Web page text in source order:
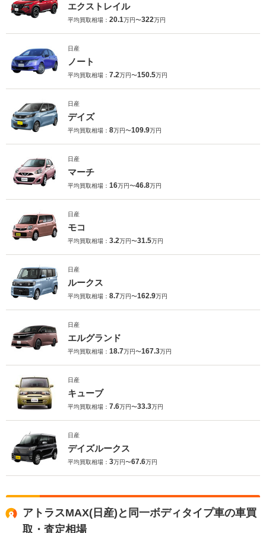
エクストレイル
平均買取相場： 20.1万円〜322万円
日産
ノート
平均買取相場： 7.2万円〜150.5万円
日産
デイズ
平均買取相場： 8万円〜109.9万円
日産
マーチ
平均買取相場： 16万円〜46.8万円
日産
モコ
平均買取相場： 3.2万円〜31.5万円
日産
ルークス
平均買取相場： 8.7万円〜162.9万円
日産
エルグランド
平均買取相場： 18.7万円〜167.3万円
日産
キューブ
平均買取相場： 7.6万円〜33.3万円
日産
デイズルークス
平均買取相場： 3万円〜67.6万円
アトラスMAX(日産)と同一ボディタイプ車の車買
取・査定相場